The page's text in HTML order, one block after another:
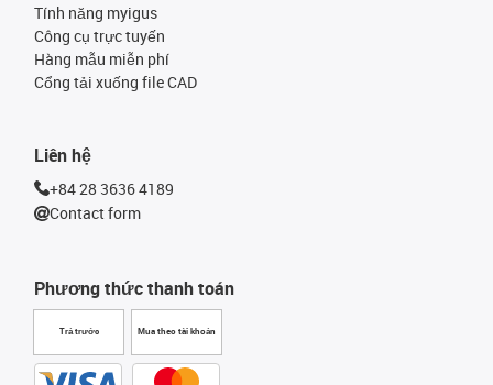
Phương thức thanh toán
Trả trước Mua theo tài khoản
Tính năng myigus
Công cụ trực tuyến
Hàng mẫu miễn phí
Cổng tải xuống file CAD
Liên hệ
+84 28 3636 4189
Contact form